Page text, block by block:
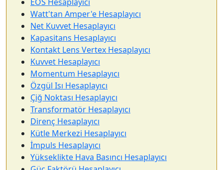
Watt'tan Amper'e Hesaplayıcı
Net Kuvvet Hesaplayıcı
Kapasitans Hesaplayıcı
Kontakt Lens Vertex Hesaplayıcı
Kuvvet Hesaplayıcı
Momentum Hesaplayıcı
Özgül Isı Hesaplayıcı
Çiğ Noktası Hesaplayıcı
Transformatör Hesaplayıcı
Direnç Hesaplayıcı
Kütle Merkezi Hesaplayıcı
İmpuls Hesaplayıcı
Yükseklikte Hava Basıncı Hesaplayıcı